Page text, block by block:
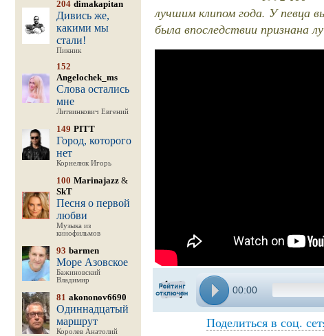
204 dimakapitan
Дивись же,
какими мы
стали!
Пикник
152
Angelochek_ms
Слова остались
мне
Литвинкович Евгений
149 PITT
Город, которого
нет
Корнелюк Игорь
100 Marinajazz&
SkT
Песня о первой
любви
Музыка из
кинофильмов
93 barmen
Море Азовское
Бажиновский
Владимир
81 akononov6690
Одиннадцатый
маршрут
Королев Анатолий
лучшим клипом года. У певца
была впоследствии признана
00:00
Поделиться в соц.